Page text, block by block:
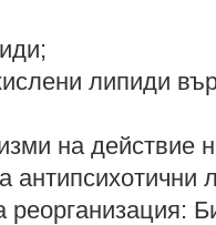
липиди
на действие
антипсихотични